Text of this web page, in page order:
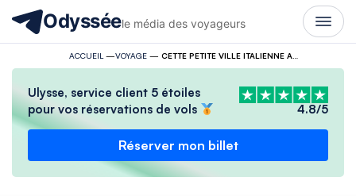
Odysséele média des voyageurs
ACCUEIL —VOYAGE— CETTE PETITE VILLE ITALIENNE ADOPTE DES MESURES RADICALES POUR CONTRER LE SURTOURISME.
Ulysse, service client 5 étoiles
pour vos réservations de vols
4.8/5
Réserver mon billet